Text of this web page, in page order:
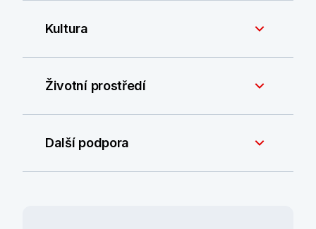
Kultura
Životní prostředí
Další podpora